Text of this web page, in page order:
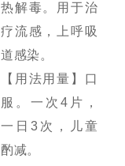
热解毒。用于治
疗流感，上呼吸
道感染。
【用法用量】口
服。一次4片，
一日3次，儿童
酌减。